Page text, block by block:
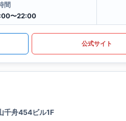
間
〜22:00
公式サイト
千舟454ビル1F